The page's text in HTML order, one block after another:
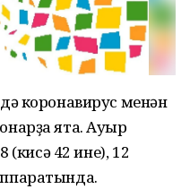
коронавирус менән
ята. Ауыр
(кисә 42 ине), 12